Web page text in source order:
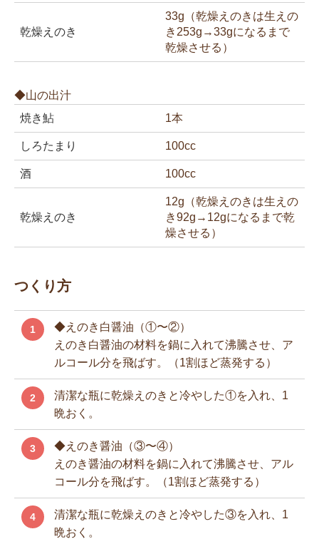
乾燥えのき
33g（乾燥えのきは生えの
き253g→33gになるまで
乾燥させる）
◆山の出汁
焼き鮎
1本
しろたまり 100cc
酒 100cc
乾燥えのき
12g（乾燥えのきは生えの
き92g→12gになるまで乾
燥させる）
つくり方
1
◆えのき白醤油（①〜②）
えのき白醤油の材料を鍋に入れて沸騰させ、ア
ルコール分を飛ばす。（1割ほど蒸発する）
2
清潔な瓶に乾燥えのきと冷やした①を入れ、1
晩おく。
3
◆えのき醤油（③〜④）
えのき醤油の材料を鍋に入れて沸騰させ、アル
コール分を飛ばす。（1割ほど蒸発する）
4
清潔な瓶に乾燥えのきと冷やした③を入れ、1
晩おく。